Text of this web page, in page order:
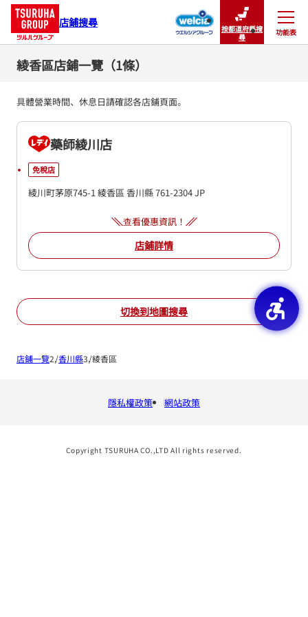
店鋪搜尋
按都道府縣搜
尋
功能表
關閉
綾香區店鋪一覽（1條）
具體營業時間、休息日請確認各店鋪頁面。
藥師綾川店
免稅店
綾川町茅原745-1 綾香區 香川縣761-2304JP
查看優惠資訊！
店鋪詳情
切換到地圖搜尋
店鋪一覽 香川縣 綾香區
隱私權政策 網站政策
Copyright TSURUHA CO.,LTD All rights reserved.